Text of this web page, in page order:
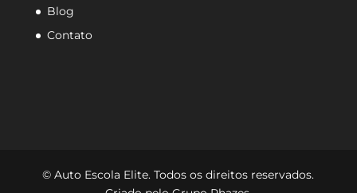
Blog
Contato
© Auto Escola Elite. Todos os direitos reservados.